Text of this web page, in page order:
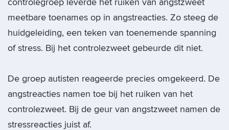
meetbare toenames op in angstreacties. Zo steeg de
huidgeleiding, een teken van toenemende spanning
of stress. Bij het controlezweet gebeurde dit niet.
De groep autisten reageerde precies omgekeerd. De
angstreacties namen toe bij het ruiken van het
controlezweet. Bij de geur van angstzweet namen de
stressreacties juist af.